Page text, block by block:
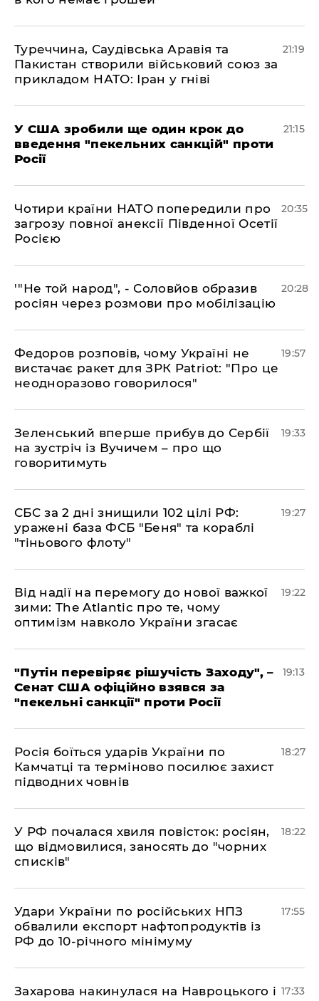
​Туреччина, Саудівська Аравія та
Пакистан створили військовий союз за
прикладом НАТО: Іран у гніві
21:19
​У США зробили ще один крок до
введення "пекельних санкцій" проти
Росії
21:15
​Чотири країни НАТО попередили про
загрозу повної анексії Південної Осетії
Росією
20:35
​'"Не той народ", - Соловйов образив
росіян через розмови про мобілізацію
20:28
​Федоров розповів, чому Україні не
вистачає ракет для ЗРК Patriot: "Про це
неодноразово говорилося"
19:57
​Зеленський вперше прибув до Сербії
на зустріч із Вучичем – про що
говоритимуть
19:33
​СБС за 2 дні знищили 102 цілі РФ:
уражені база ФСБ "Беня" та кораблі
"тіньового флоту"
19:27
​Від надії на перемогу до нової важкої
зими: The Atlantic про те, чому
оптимізм навколо України згасає
19:22
​"Путін перевіряє рішучість Заходу", –
Сенат США офіційно взявся за
"пекельні санкції" проти Росії
19:13
​Росія боїться ударів України по
Камчатці та терміново посилює захист
підводних човнів
18:27
​У РФ почалася хвиля повісток: росіян,
що відмовилися, заносять до "чорних
списків"
18:22
​Удари України по російських НПЗ
обвалили експорт нафтопродуктів із
РФ до 10-річного мінімуму
17:55
​Захарова накинулася на Навроцького і 17:33